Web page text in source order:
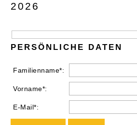
2026
PERSÖNLICHE DATEN
Familienname*:
Vorname*:
E-Mail*: